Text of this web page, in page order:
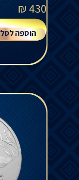
430
₪
הוספה לסל